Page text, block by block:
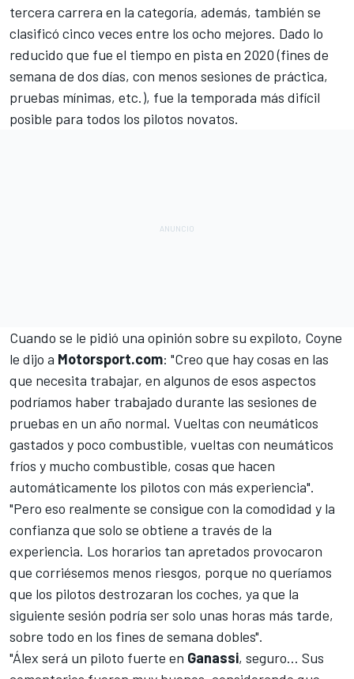
tercera carrera en la categoría, además, también se
clasificó cinco veces entre los ocho mejores. Dado lo
reducido que fue el tiempo en pista en 2020 (fines de
semana de dos días, con menos sesiones de práctica,
pruebas mínimas, etc.), fue la temporada más difícil
posible para todos los pilotos novatos.
Cuando se le pidió una opinión sobre su expiloto, Coyne
le dijo a Motorsport.com: "Creo que hay cosas en las
que necesita trabajar, en algunos de esos aspectos
podríamos haber trabajado durante las sesiones de
pruebas en un año normal. Vueltas con neumáticos
gastados y poco combustible, vueltas con neumáticos
fríos y mucho combustible, cosas que hacen
automáticamente los pilotos con más experiencia".
"Pero eso realmente se consigue con la comodidad y la
confianza que solo se obtiene a través de la
experiencia. Los horarios tan apretados provocaron
que corriésemos menos riesgos, porque no queríamos
que los pilotos destrozaran los coches, ya que la
siguiente sesión podría ser solo unas horas más tarde,
sobre todo en los fines de semana dobles".
"Álex será un piloto fuerte en Ganassi, seguro… Sus